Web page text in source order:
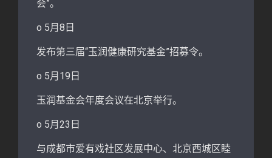
会”。
o 5月8日
发布第三届“玉润健康研究基金”招募令。
o 5月19日
玉润基金会年度会议在北京举行。
o 5月23日
与成都市爱有戏社区发展中心、北京西城区睦